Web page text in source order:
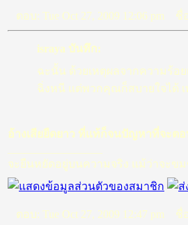
ตอบ: Tue Oct 27, 2009 12:06 pm ชื่
israya บันทึก:
ฉะนั้น ด้วยเหตุผลจากความร้อ
ฉิ่งหนี แต่พวกคุณก็สบายใจได้
อ้างเสียยืดยาว ที่แท้ก็จนปัญหาที่จะต
จะยืนหยัดอยู่บนความจริง แม้ว่าจะข
ตอบ: Tue Oct 27, 2009 12:47 pm ชื่